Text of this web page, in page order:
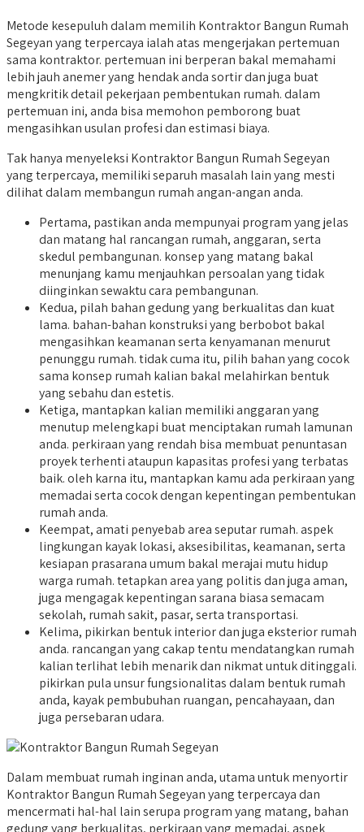
Metode kesepuluh dalam memilih Kontraktor Bangun Rumah
Segeyan yang terpercaya ialah atas mengerjakan pertemuan
sama kontraktor. pertemuan ini berperan bakal memahami
lebih jauh anemer yang hendak anda sortir dan juga buat
mengkritik detail pekerjaan pembentukan rumah. dalam
pertemuan ini, anda bisa memohon pemborong buat
mengasihkan usulan profesi dan estimasi biaya.
Tak hanya menyeleksi Kontraktor Bangun Rumah Segeyan
yang terpercaya, memiliki separuh masalah lain yang mesti
dilihat dalam membangun rumah angan-angan anda.
Pertama, pastikan anda mempunyai program yang jelas
dan matang hal rancangan rumah, anggaran, serta
skedul pembangunan. konsep yang matang bakal
menunjang kamu menjauhkan persoalan yang tidak
diinginkan sewaktu cara pembangunan.
Kedua, pilah bahan gedung yang berkualitas dan kuat
lama. bahan-bahan konstruksi yang berbobot bakal
mengasihkan keamanan serta kenyamanan menurut
penunggu rumah. tidak cuma itu, pilih bahan yang cocok
sama konsep rumah kalian bakal melahirkan bentuk
yang sebahu dan estetis.
Ketiga, mantapkan kalian memiliki anggaran yang
menutup melengkapi buat menciptakan rumah lamunan
anda. perkiraan yang rendah bisa membuat penuntasan
proyek terhenti ataupun kapasitas profesi yang terbatas
baik. oleh karna itu, mantapkan kamu ada perkiraan yang
memadai serta cocok dengan kepentingan pembentukan
rumah anda.
Keempat, amati penyebab area seputar rumah. aspek
lingkungan kayak lokasi, aksesibilitas, keamanan, serta
kesiapan prasarana umum bakal merajai mutu hidup
warga rumah. tetapkan area yang politis dan juga aman,
juga mengagak kepentingan sarana biasa semacam
sekolah, rumah sakit, pasar, serta transportasi.
Kelima, pikirkan bentuk interior dan juga eksterior rumah
anda. rancangan yang cakap tentu mendatangkan rumah
kalian terlihat lebih menarik dan nikmat untuk ditinggali.
pikirkan pula unsur fungsionalitas dalam bentuk rumah
anda, kayak pembubuhan ruangan, pencahayaan, dan
juga persebaran udara.
Dalam membuat rumah inginan anda, utama untuk menyortir
Kontraktor Bangun Rumah Segeyan yang terpercaya dan
mencermati hal-hal lain serupa program yang matang, bahan